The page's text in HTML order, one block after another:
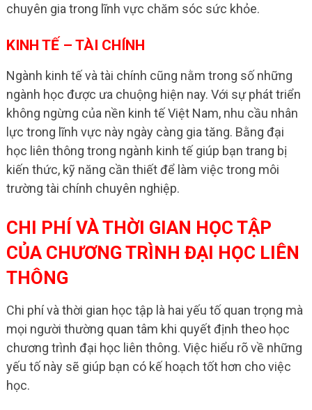
chuyên gia trong lĩnh vực chăm sóc sức khỏe.
KINH TẾ – TÀI CHÍNH
Ngành kinh tế và tài chính cũng nằm trong số những
ngành học được ưa chuộng hiện nay. Với sự phát triển
không ngừng của nền kinh tế Việt Nam, nhu cầu nhân
lực trong lĩnh vực này ngày càng gia tăng. Bằng đại
học liên thông trong ngành kinh tế giúp bạn trang bị
kiến thức, kỹ năng cần thiết để làm việc trong môi
trường tài chính chuyên nghiệp.
CHI PHÍ VÀ THỜI GIAN HỌC TẬP
CỦA CHƯƠNG TRÌNH ĐẠI HỌC LIÊN
THÔNG
Chi phí và thời gian học tập là hai yếu tố quan trọng mà
mọi người thường quan tâm khi quyết định theo học
chương trình đại học liên thông. Việc hiểu rõ về những
yếu tố này sẽ giúp bạn có kế hoạch tốt hơn cho việc
học.